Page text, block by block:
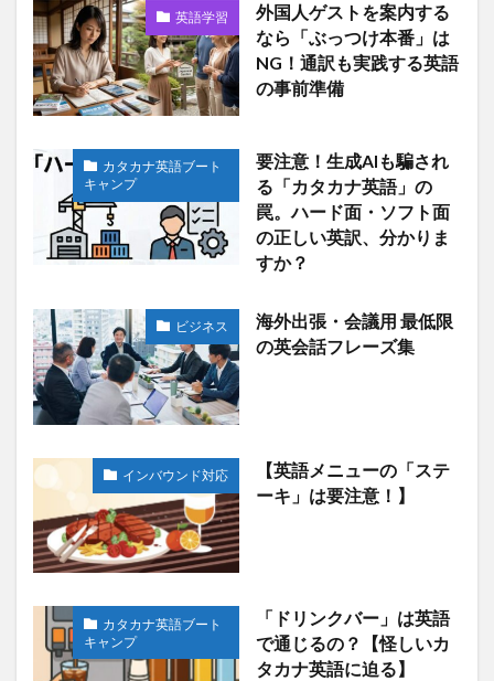
英語学習
外国人ゲストを案内する
なら「ぶっつけ本番」は
NG！通訳も実践する英語
の事前準備
カタカナ英語ブート
キャンプ
要注意！生成AIも騙され
る「カタカナ英語」の
罠。ハード面・ソフト面
の正しい英訳、分かりま
すか？
ビジネス
海外出張・会議用 最低限
の英会話フレーズ集
インバウンド対応
【英語メニューの「ステ
ーキ」は要注意！】
カタカナ英語ブート
キャンプ
「ドリンクバー」は英語
で通じるの？【怪しいカ
タカナ英語に迫る】